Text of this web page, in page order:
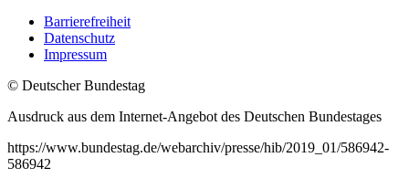
Barrierefreiheit
Datenschutz
Impressum
© Deutscher Bundestag
Ausdruck aus dem Internet-Angebot des Deutschen Bundestages
https://www.bundestag.de/webarchiv/presse/hib/2019_01/586942-
586942